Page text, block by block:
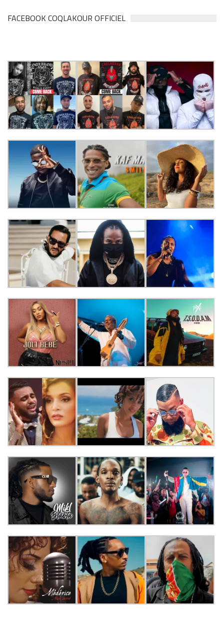
FACEBOOK COQLAKOUR OFFICIEL